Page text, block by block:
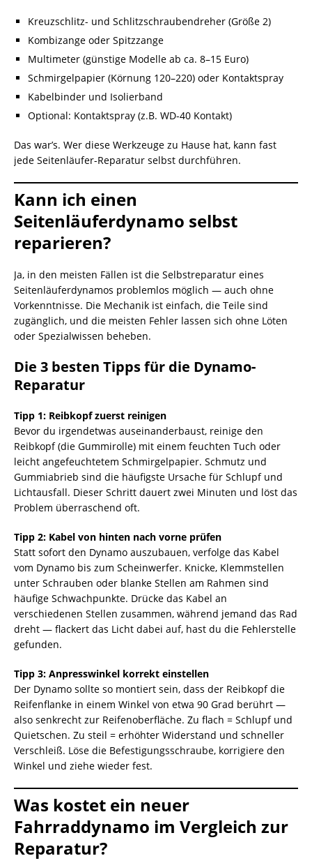
Kreuzschlitz- und Schlitzschraubendreher (Größe 2)
Kombizange oder Spitzzange
Multimeter (günstige Modelle ab ca. 8–15 Euro)
Schmirgelpapier (Körnung 120–220) oder Kontaktspray
Kabelbinder und Isolierband
Optional: Kontaktspray (z.B. WD-40 Kontakt)
Das war’s. Wer diese Werkzeuge zu Hause hat, kann fast
jede Seitenläufer-Reparatur selbst durchführen.
Kann ich einen
Seitenläuferdynamo selbst
reparieren?
Ja, in den meisten Fällen ist die Selbstreparatur eines
Seitenläuferdynamos problemlos möglich — auch ohne
Vorkenntnisse. Die Mechanik ist einfach, die Teile sind
zugänglich, und die meisten Fehler lassen sich ohne Löten
oder Spezialwissen beheben.
Die 3 besten Tipps für die Dynamo-
Reparatur
Tipp 1: Reibkopf zuerst reinigen
Bevor du irgendetwas auseinanderbaust, reinige den
Reibkopf (die Gummirolle) mit einem feuchten Tuch oder
leicht angefeuchtetem Schmirgelpapier. Schmutz und
Gummiabrieb sind die häufigste Ursache für Schlupf und
Lichtausfall. Dieser Schritt dauert zwei Minuten und löst das
Problem überraschend oft.
Tipp 2: Kabel von hinten nach vorne prüfen
Statt sofort den Dynamo auszubauen, verfolge das Kabel
vom Dynamo bis zum Scheinwerfer. Knicke, Klemmstellen
unter Schrauben oder blanke Stellen am Rahmen sind
häufige Schwachpunkte. Drücke das Kabel an
verschiedenen Stellen zusammen, während jemand das Rad
dreht — flackert das Licht dabei auf, hast du die Fehlerstelle
gefunden.
Tipp 3: Anpresswinkel korrekt einstellen
Der Dynamo sollte so montiert sein, dass der Reibkopf die
Reifenflanke in einem Winkel von etwa 90 Grad berührt —
also senkrecht zur Reifenoberfläche. Zu flach = Schlupf und
Quietschen. Zu steil = erhöhter Widerstand und schneller
Verschleiß. Löse die Befestigungsschraube, korrigiere den
Winkel und ziehe wieder fest.
Was kostet ein neuer
Fahrraddynamo im Vergleich zur
Reparatur?